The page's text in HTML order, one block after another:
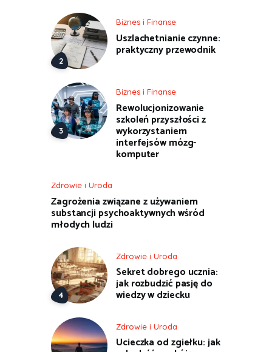
Biznes i Finanse
Uszlachetnianie czynne:
praktyczny przewodnik
Biznes i Finanse
Rewolucjonizowanie
szkoleń przyszłości z
wykorzystaniem
interfejsów mózg-
komputer
Zdrowie i Uroda
Zagrożenia związane z używaniem
substancji psychoaktywnych wśród
młodych ludzi
Zdrowie i Uroda
Sekret dobrego ucznia:
jak rozbudzić pasję do
wiedzy w dziecku
Zdrowie i Uroda
Ucieczka od zgiełku: jak